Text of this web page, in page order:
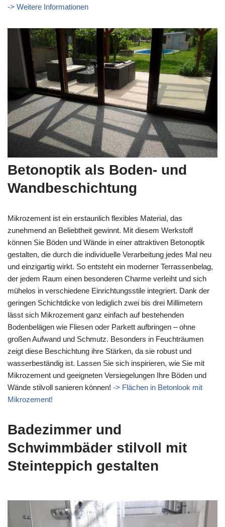
-> Weitere Informationen
Betonoptik als Boden- und
Wandbeschichtung
Mikrozement ist ein erstaunlich flexibles Material, das
zunehmend an Beliebtheit gewinnt. Mit diesem Werkstoff
können Sie Böden und Wände in einer attraktiven Betonoptik
gestalten, die durch die individuelle Verarbeitung jedes Mal neu
und einzigartig wirkt. So entsteht ein moderner Terrassenbelag,
der jedem Raum einen besonderen Charme verleiht und sich
mühelos in verschiedene Einrichtungsstile integriert. Dank der
geringen Schichtdicke von lediglich zwei bis drei Millimetern
lässt sich Mikrozement ganz einfach auf bestehenden
Bodenbelägen wie Fliesen oder Parkett aufbringen – ohne
großen Aufwand und Schmutz. Besonders in Feuchträumen
zeigt diese Beschichtung ihre Stärken, da sie robust und
wasserbeständig ist. Lassen Sie sich inspirieren, wie Sie mit
Mikrozement und geeigneten Versiegelungen Ihre Böden und
Wände stilvoll sanieren können! -> Flächen in Betonlook mit
Mikrozement!
Badezimmer und
Schwimmbäder stilvoll mit
Steinteppich gestalten